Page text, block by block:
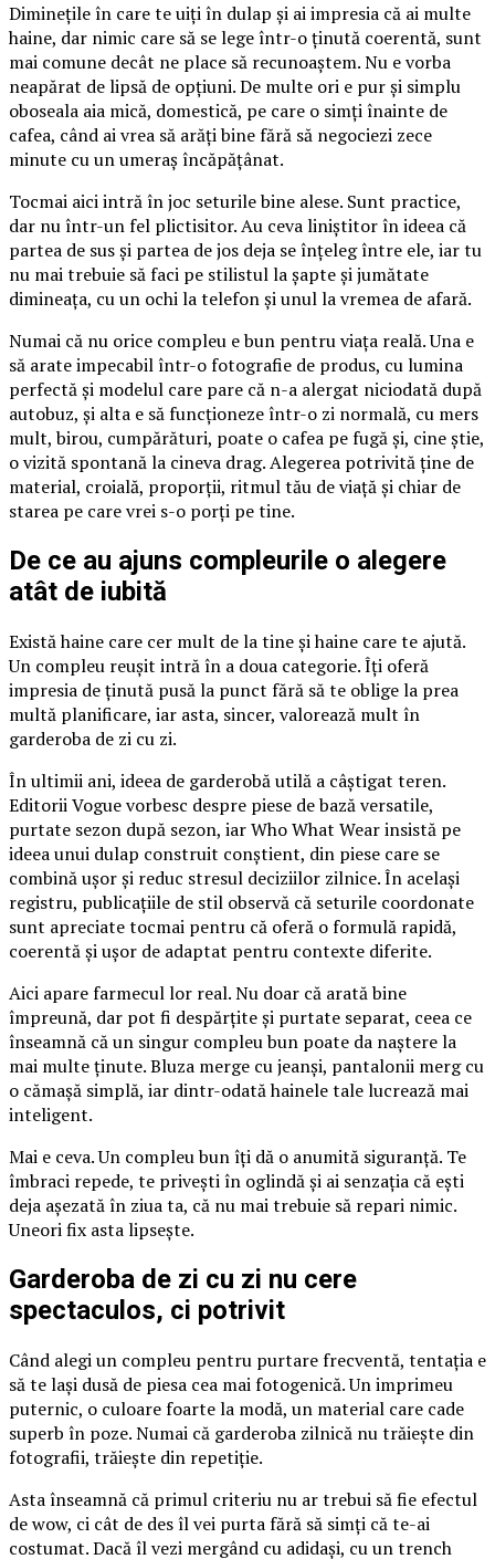
Diminețile în care te uiți în dulap și ai impresia că ai multe
haine, dar nimic care să se lege într-o ținută coerentă, sunt
mai comune decât ne place să recunoaștem. Nu e vorba
neapărat de lipsă de opțiuni. De multe ori e pur și simplu
oboseala aia mică, domestică, pe care o simți înainte de
cafea, când ai vrea să arăți bine fără să negociezi zece
minute cu un umeraș încăpățânat.
Tocmai aici intră în joc seturile bine alese. Sunt practice,
dar nu într-un fel plictisitor. Au ceva liniștitor în ideea că
partea de sus și partea de jos deja se înțeleg între ele, iar tu
nu mai trebuie să faci pe stilistul la șapte și jumătate
dimineața, cu un ochi la telefon și unul la vremea de afară.
Numai că nu orice compleu e bun pentru viața reală. Una e
să arate impecabil într-o fotografie de produs, cu lumina
perfectă și modelul care pare că n-a alergat niciodată după
autobuz, și alta e să funcționeze într-o zi normală, cu mers
mult, birou, cumpărături, poate o cafea pe fugă și, cine știe,
o vizită spontană la cineva drag. Alegerea potrivită ține de
material, croială, proporții, ritmul tău de viață și chiar de
starea pe care vrei s-o porți pe tine.
De ce au ajuns compleurile o alegere
atât de iubită
Există haine care cer mult de la tine și haine care te ajută.
Un compleu reușit intră în a doua categorie. Îți oferă
impresia de ținută pusă la punct fără să te oblige la prea
multă planificare, iar asta, sincer, valorează mult în
garderoba de zi cu zi.
În ultimii ani, ideea de garderobă utilă a câștigat teren.
Editorii Vogue vorbesc despre piese de bază versatile,
purtate sezon după sezon, iar Who What Wear insistă pe
ideea unui dulap construit conștient, din piese care se
combină ușor și reduc stresul deciziilor zilnice. În același
registru, publicațiile de stil observă că seturile coordonate
sunt apreciate tocmai pentru că oferă o formulă rapidă,
coerentă și ușor de adaptat pentru contexte diferite.
Aici apare farmecul lor real. Nu doar că arată bine
împreună, dar pot fi despărțite și purtate separat, ceea ce
înseamnă că un singur compleu bun poate da naștere la
mai multe ținute. Bluza merge cu jeanși, pantalonii merg cu
o cămașă simplă, iar dintr-odată hainele tale lucrează mai
inteligent.
Mai e ceva. Un compleu bun îți dă o anumită siguranță. Te
îmbraci repede, te privești în oglindă și ai senzația că ești
deja așezată în ziua ta, că nu mai trebuie să repari nimic.
Uneori fix asta lipsește.
Garderoba de zi cu zi nu cere
spectaculos, ci potrivit
Când alegi un compleu pentru purtare frecventă, tentația e
să te lași dusă de piesa cea mai fotogenică. Un imprimeu
puternic, o culoare foarte la modă, un material care cade
superb în poze. Numai că garderoba zilnică nu trăiește din
fotografii, trăiește din repetiție.
Asta înseamnă că primul criteriu nu ar trebui să fie efectul
de wow, ci cât de des îl vei purta fără să simți că te-ai
costumat. Dacă îl vezi mergând cu adidași, cu un trench